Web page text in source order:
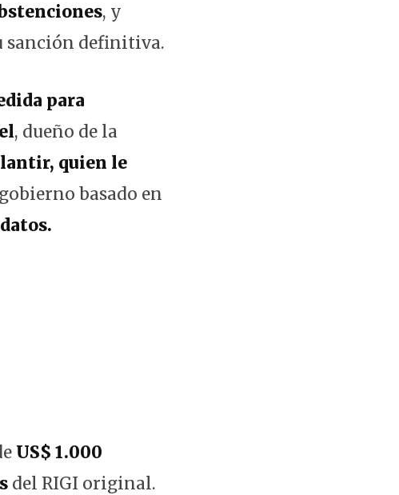
, y
sanción definitiva.
para
, dueño de la
quien le
basado en
US$ 1.000
del RIGI original.